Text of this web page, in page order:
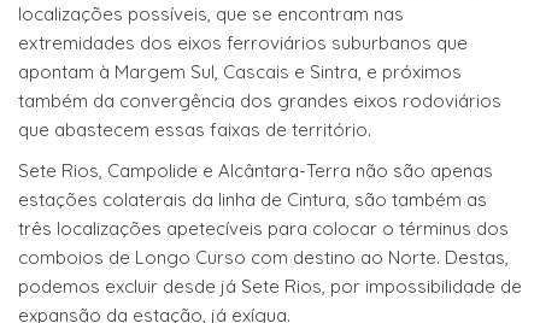
localizações possíveis, que se encontram nas
extremidades dos eixos ferroviários suburbanos que
apontam à Margem Sul, Cascais e Sintra, e próximos
também da convergência dos grandes eixos rodoviários
que abastecem essas faixas de território.
Sete Rios, Campolide e Alcântara-Terra não são apenas
estações colaterais da linha de Cintura, são também as
três localizações apetecíveis para colocar o términus dos
comboios de Longo Curso com destino ao Norte. Destas,
podemos excluir desde já Sete Rios, por impossibilidade de
expansão da estação, já exígua.